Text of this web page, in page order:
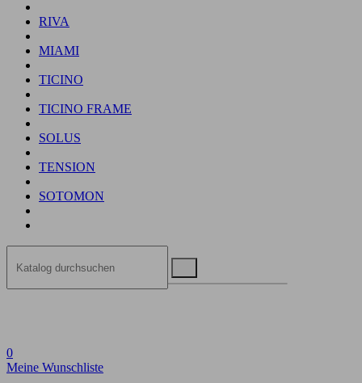
RIVA
MIAMI
TICINO
TICINO FRAME
SOLUS
TENSION
SOTOMON
0
Meine Wunschliste